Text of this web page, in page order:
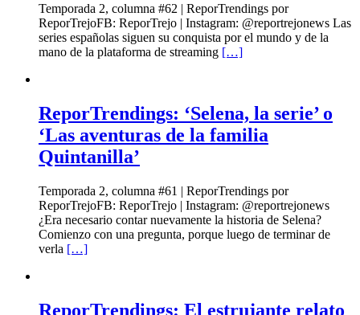
Temporada 2, columna #62 | ReporTrendings por
ReporTrejoFB: ReporTrejo | Instagram: @reportrejonews Las
series españolas siguen su conquista por el mundo y de la
mano de la plataforma de streaming […]
ReporTrendings: ‘Selena, la serie’ o
‘Las aventuras de la familia
Quintanilla’
Temporada 2, columna #61 | ReporTrendings por
ReporTrejoFB: ReporTrejo | Instagram: @reportrejonews
¿Era necesario contar nuevamente la historia de Selena?
Comienzo con una pregunta, porque luego de terminar de
verla […]
ReporTrendings: El estrujante relato